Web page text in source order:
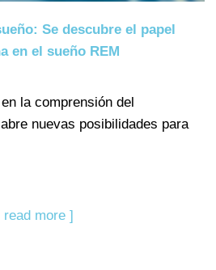
Se descubre el papel
en el sueño REM
la comprensión del
nuevas posibilidades para
read more ]